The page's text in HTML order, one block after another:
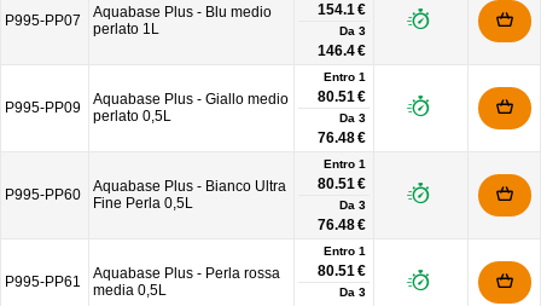
P995-PP07
Aquabase Plus - Blu medio
perlato 1L
154.1 €
Da 3
146.4 €
P995-PP09
Aquabase Plus - Giallo medio
perlato 0,5L
Entro 1
80.51 €
Da 3
76.48 €
P995-PP60
Aquabase Plus - Bianco Ultra
Fine Perla 0,5L
Entro 1
80.51 €
Da 3
76.48 €
P995-PP61
Aquabase Plus - Perla rossa
media 0,5L
Entro 1
80.51 €
Da 3